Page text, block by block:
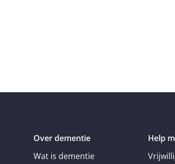
Over dementie
Wat is dementie
Help